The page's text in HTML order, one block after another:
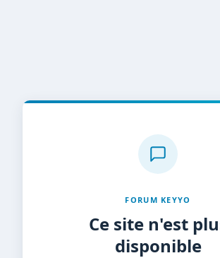
FORUM KEYYO
Ce site n'est
disponible